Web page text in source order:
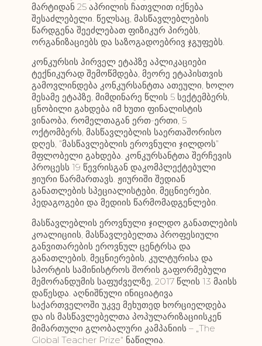
მარტიდან 25 აპრილის ჩათვლით იქნება
შესაძლებელი. წელსაც, მასწავლებლების
წარდგენა შეეძლებათ ფიზიკურ პირებს,
ორგანიზაციებს და საზოგადოებრივ ჯგუფებს.
კონკურსის პირველ ეტაპზე აპლიკაციები
ტექნიკურად შემოწმდება, მეორე ეტაპისთვის
გამოვლინდება კონკურსანტთა ათეული, ხოლო
მესამე ეტაპზე, მიმდინარე წლის 5 სექტემბერს,
ცნობილი გახდება იმ ხუთი ფინალისტის
ვინაობა, რომელთაგან ერთ-ერთი, 5
ოქტომბერს, მასწავლებლის საერთაშორისო
დღეს, ”მასწავლებლის ეროვნული ჯილდოს”
მფლობელი გახდება. კონკურსანტთა შერჩევის
პროცესს 19 წევრისგან დაკომპლექტებული
ჟიური წარმართავს. ჟიურიში შედიან
განათლების სპეციალისტები, მეცნიერები,
პედაგოგები და მედიის წარმომადგენლები.
მასწავლებლის ეროვნული ჯილდო განათლების
კოალიციის, მასწავლებელთა პროფესიული
განვითარების ეროვნულ ცენტრსა და
განათლების, მეცნიერების, კულტურისა და
სპორტის სამინისტროს შორის გაფორმებული
მემორანდუმის საფუძველზე, 2017 წლის 13 მაისს
დაწესდა. აღნიშნული ინიციატივა
საქართველოში უკვე მეხუთედ ხორციელდება
და ის მასწავლებელთა პოპულარიზაციისკენ
მიმართული გლობალური კამპანიის – „The
Global Teacher Prize“ ნაწილია.